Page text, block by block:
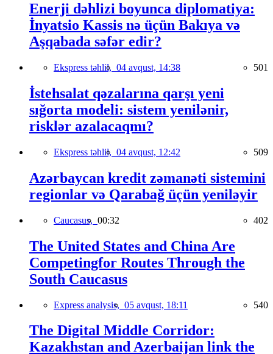
Enerji dəhlizi boyunca diplomatiya:
İnyatsio Kassis nə üçün Bakıya və
Aşqabada səfər edir?
Ekspress təhlil, 04 avqust, 14:38 501
İstehsalat qəzalarına qarşı yeni
sığorta modeli: sistem yenilənir,
risklər azalacaqmı?
Ekspress təhlil, 04 avqust, 12:42 509
Azərbaycan kredit zəmanəti sistemini
regionlar və Qarabağ üçün yeniləyir
Caucasus, 00:32 402
The United States and China Are
Competingfor Routes Through the
South Caucasus
Express analysis, 05 avqust, 18:11 540
The Digital Middle Corridor:
Kazakhstan and Azerbaijan link the